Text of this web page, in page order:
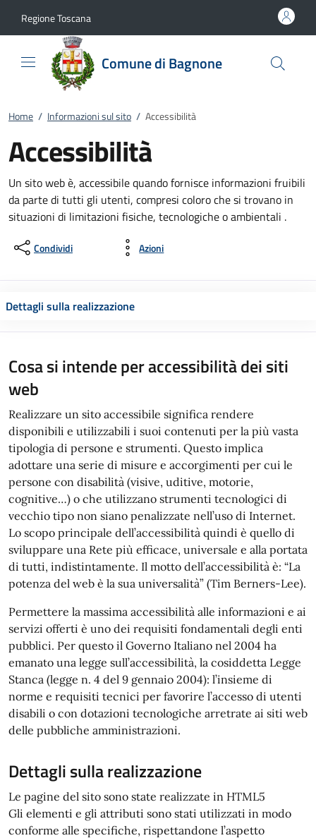
Regione Toscana
Comune di Bagnone
Home / Informazioni sul sito / Accessibilità
Accessibilità
Un sito web è, accessibile quando fornisce informazioni fruibili
da parte di tutti gli utenti, compresi coloro che si trovano in
situazioni di limitazioni fisiche, tecnologiche o ambientali .
Condividi Azioni
Dettagli sulla realizzazione
Cosa si intende per accessibilità dei siti
web
Realizzare un sito accessibile significa rendere
disponibili e utilizzabili i suoi contenuti per la più vasta
tipologia di persone e strumenti. Questo implica
adottare una serie di misure e accorgimenti per cui le
persone con disabilità (visive, uditive, motorie,
cognitive…) o che utilizzano strumenti tecnologici di
vecchio tipo non siano penalizzate nell’uso di Internet.
Lo scopo principale dell’accessibilità quindi è quello di
sviluppare una Rete più efficace, universale e alla portata
di tutti, indistintamente. Il motto dell’accessibilità è: “La
potenza del web è la sua universalità” (Tim Berners-Lee).
Permettere la massima accessibilità alle informazioni e ai
servizi offerti è uno dei requisiti fondamentali degli enti
pubblici. Per questo il Governo Italiano nel 2004 ha
emanato una legge sull’accessibilità, la cosiddetta Legge
Stanca (legge n. 4 del 9 gennaio 2004): l’insieme di
norme e requisiti tecnici per favorire l’accesso di utenti
disabili o con dotazioni tecnologiche arretrate ai siti web
delle pubbliche amministrazioni.
Dettagli sulla realizzazione
Le pagine del sito sono state realizzate in HTML5
Gli elementi e gli attributi sono stati utilizzati in modo
conforme alle specifiche, rispettandone l’aspetto